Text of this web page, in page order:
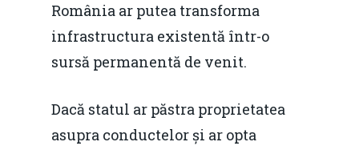
România ar putea transforma
infrastructura existentă într-o
sursă permanentă de venit.
Dacă statul ar păstra proprietatea
asupra conductelor și ar opta